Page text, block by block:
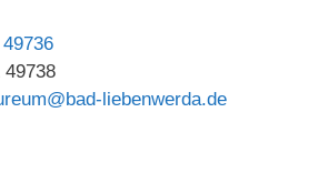
49738
liebenwerda.de